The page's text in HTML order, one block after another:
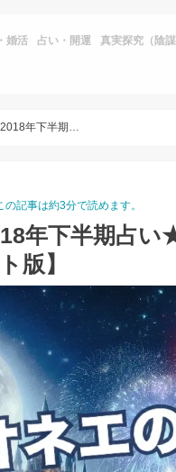
婚活 占い・開運 真実探究（陰謀
の記事は約3分で読めます。
年下半期占
版】